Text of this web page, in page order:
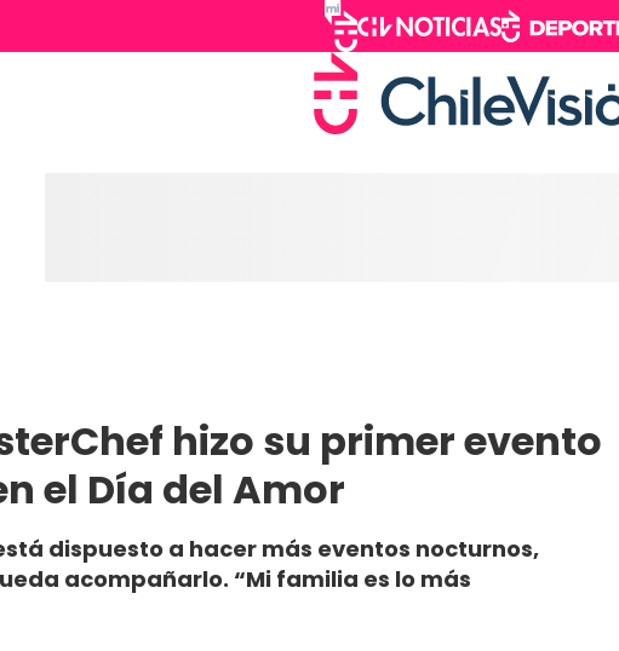
hizo su primer evento
el Día del Amor
dispuesto a hacer más eventos nocturnos,
acompañarlo. “Mi familia es lo más